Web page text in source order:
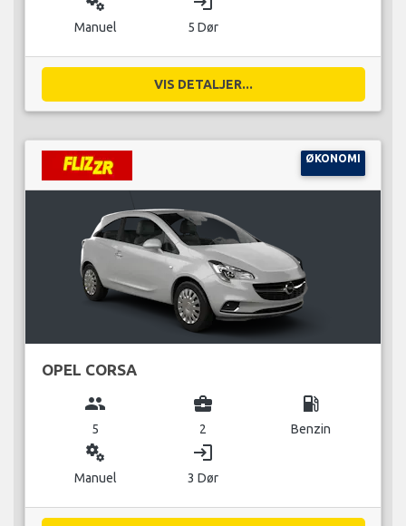
Manuel 5 Dør
VIS DETALJER...
ØKONOMI
OPEL CORSA
group
5
business_center
2
local_gas_station
Benzin
miscellaneous_services
Manuel
login
3 Dør